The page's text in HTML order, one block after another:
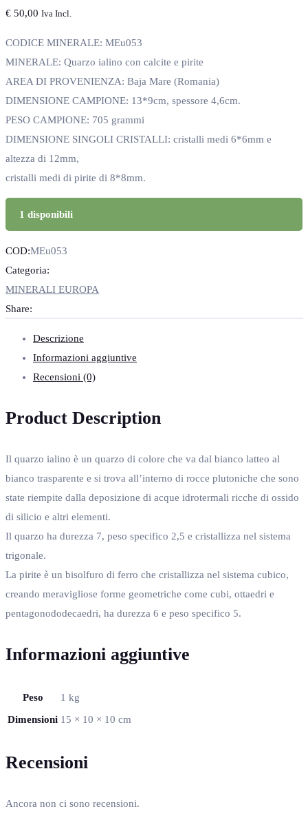
€ 50,00 Iva Incl.
CODICE MINERALE: MEu053
MINERALE: Quarzo ialino con calcite e pirite
AREA DI PROVENIENZA: Baja Mare (Romania)
DIMENSIONE CAMPIONE: 13*9cm, spessore 4,6cm.
PESO CAMPIONE: 705 grammi
DIMENSIONE SINGOLI CRISTALLI: cristalli medi 6*6mm e
altezza di 12mm,
cristalli medi di pirite di 8*8mm.
1 disponibili
COD:MEu053
Categoria:
MINERALI EUROPA
Share:
Descrizione
Informazioni aggiuntive
Recensioni (0)
Product Description
Il quarzo ialino è un quarzo di colore che va dal bianco latteo al
bianco trasparente e si trova all’interno di rocce plutoniche che sono
state riempite dalla deposizione di acque idrotermali ricche di ossido
di silicio e altri elementi.
Il quarzo ha durezza 7, peso specifico 2,5 e cristallizza nel sistema
trigonale.
La pirite è un bisolfuro di ferro che cristallizza nel sistema cubico,
creando meravigliose forme geometriche come cubi, ottaedri e
pentagonododecaedri, ha durezza 6 e peso specifico 5.
Informazioni aggiuntive
Peso
1 kg
Dimensioni 15 × 10 × 10 cm
Recensioni
Ancora non ci sono recensioni.